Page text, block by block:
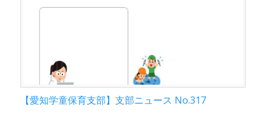
【愛知学童保育支部】支部ニュース No.317